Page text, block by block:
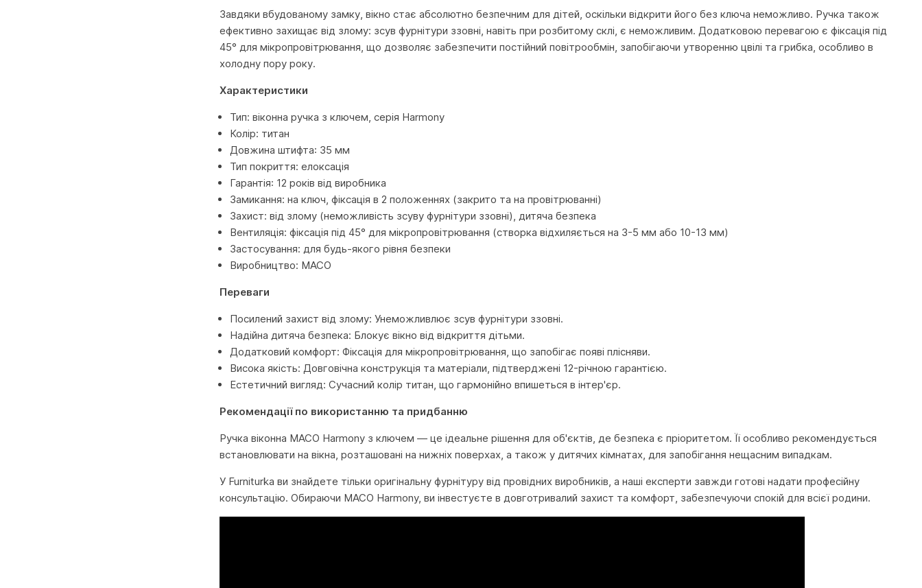
Завдяки вбудованому замку, вікно стає абсолютно безпечним для дітей, оскільки відкрити його без ключа неможливо. Ручка також
ефективно захищає від злому: зсув фурнітури ззовні, навіть при розбитому склі, є неможливим. Додатковою перевагою є фіксація під
45° для мікропровітрювання, що дозволяє забезпечити постійний повітрообмін, запобігаючи утворенню цвілі та грибка, особливо в
холодну пору року.
Характеристики
Тип: віконна ручка з ключем, серія Harmony
Колір: титан
Довжина штифта: 35 мм
Тип покриття: елоксація
Гарантія: 12 років від виробника
Замикання: на ключ, фіксація в 2 положеннях (закрито та на провітрюванні)
Захист: від злому (неможливість зсуву фурнітури ззовні), дитяча безпека
Вентиляція: фіксація під 45° для мікропровітрювання (створка відхиляється на 3-5 мм або 10-13 мм)
Застосування: для будь-якого рівня безпеки
Виробництво: MACO
Переваги
Посилений захист від злому: Унеможливлює зсув фурнітури ззовні.
Надійна дитяча безпека: Блокує вікно від відкриття дітьми.
Додатковий комфорт: Фіксація для мікропровітрювання, що запобігає появі плісняви.
Висока якість: Довговічна конструкція та матеріали, підтверджені 12-річною гарантією.
Естетичний вигляд: Сучасний колір титан, що гармонійно впишеться в інтер'єр.
Рекомендації по використанню та придбанню
Ручка віконна MACO Harmony з ключем — це ідеальне рішення для об'єктів, де безпека є пріоритетом. Її особливо рекомендується
встановлювати на вікна, розташовані на нижніх поверхах, а також у дитячих кімнатах, для запобігання нещасним випадкам.
У Furniturka ви знайдете тільки оригінальну фурнітуру від провідних виробників, а наші експерти завжди готові надати професійну
консультацію. Обираючи MACO Harmony, ви інвестуєте в довготривалий захист та комфорт, забезпечуючи спокій для всієї родини.